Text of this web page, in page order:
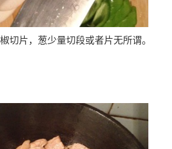
切片，葱少量切段或者片无所谓。